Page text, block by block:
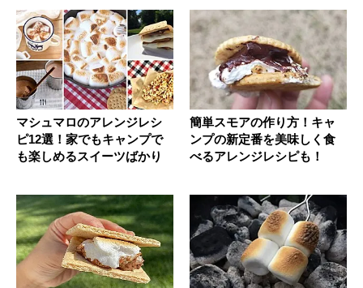
マシュマロのアレンジレシ
ピ12選！家でもキャンプで
も楽しめるスイーツばかり
簡単スモアの作り方！キャ
ンプの新定番を美味しく食
べるアレンジレシピも！